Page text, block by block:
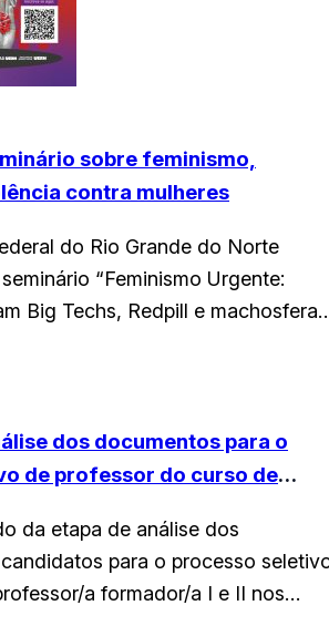
sobre feminismo,
contra mulheres
do Rio Grande do Norte
“Feminismo Urgente:
Big Techs, Redpill e machosfera
(quarta-feira), no auditório do
duas palestrantes externas.
dos documentos para o
de professor do curso de
da etapa de análise dos
para o processo
a formador/a I e II nos